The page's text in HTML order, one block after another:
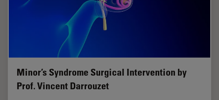
Minor’s Syndrome Surgical Intervention by
Prof. Vincent Darrouzet